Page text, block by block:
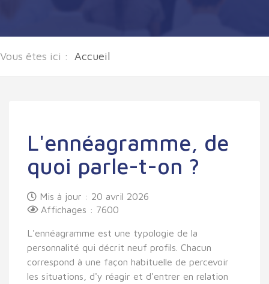
Vous êtes ici : Accueil
L'ennéagramme, de
quoi parle-t-on ?
Mis à jour : 20 avril 2026
Affichages : 7600
L'ennéagramme est une typologie de la
personnalité qui décrit neuf profils. Chacun
correspond à une façon habituelle de percevoir
les situations, d'y réagir et d'entrer en relation